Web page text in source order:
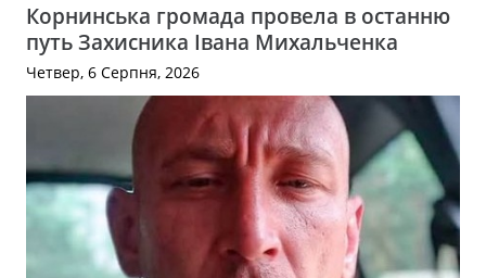
Корнинська громада провела в останню
путь Захисника Івана Михальченка
Четвер, 6 Серпня, 2026